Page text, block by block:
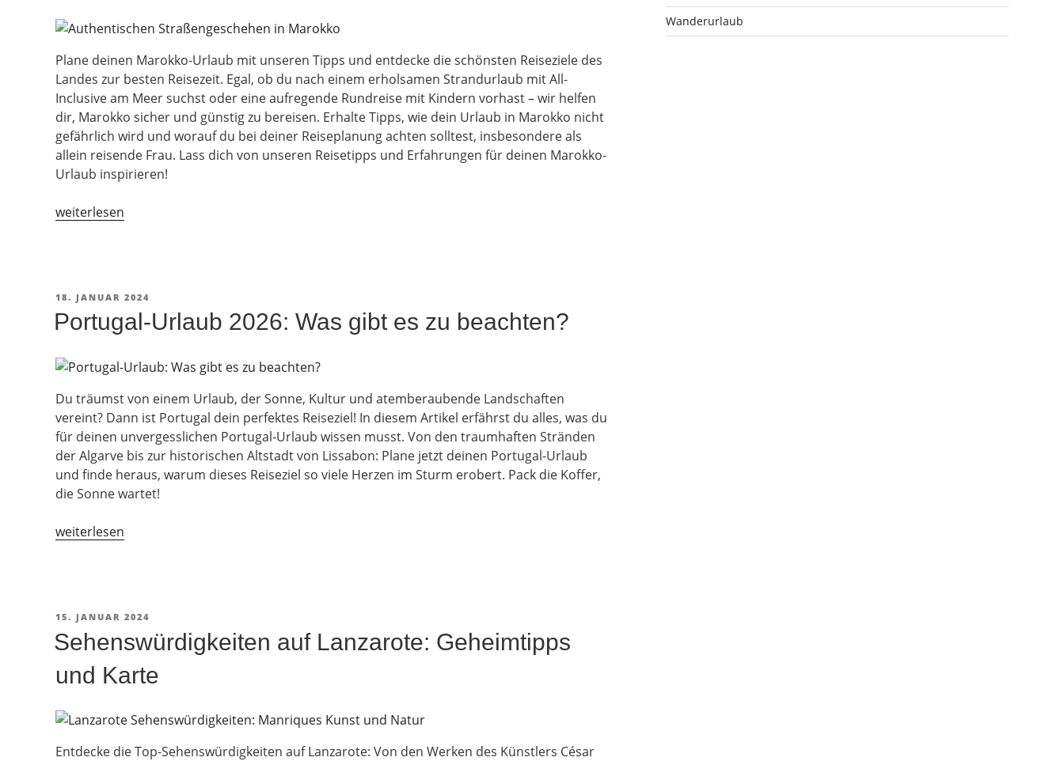
Plane deinen Marokko-Urlaub mit unseren Tipps und entdecke die schönsten Reiseziele des
Landes zur besten Reisezeit. Egal, ob du nach einem erholsamen Strandurlaub mit All-
Inclusive am Meer suchst oder eine aufregende Rundreise mit Kindern vorhast – wir helfen
dir, Marokko sicher und günstig zu bereisen. Erhalte Tipps, wie dein Urlaub in Marokko nicht
gefährlich wird und worauf du bei deiner Reiseplanung achten solltest, insbesondere als
allein reisende Frau. Lass dich von unseren Reisetipps und Erfahrungen für deinen Marokko-
Urlaub inspirieren!
„Marokko
Erfahrungen“
weiterlesen
VERÖFFENTLICHT
18. JANUAR 2024
Portugal-Urlaub 2026: Was gibt es zu beachten?
Du träumst von einem Urlaub, der Sonne, Kultur und atemberaubende Landschaften
vereint? Dann ist Portugal dein perfektes Reiseziel! In diesem Artikel erfährst du alles, was du
für deinen unvergesslichen Portugal-Urlaub wissen musst. Von den traumhaften Stränden
der Algarve bis zur historischen Altstadt von Lissabon: Plane jetzt deinen Portugal-Urlaub
und finde heraus, warum dieses Reiseziel so viele Herzen im Sturm erobert. Pack die Koffer,
die Sonne wartet!
„Portugal-
zu
beachten?“
weiterlesen
VERÖFFENTLICHT
15. JANUAR 2024
Sehenswürdigkeiten auf Lanzarote: Geheimtipps
und Karte
Entdecke die Top-Sehenswürdigkeiten auf Lanzarote: Von den Werken des Künstlers César
Wanderurlaub